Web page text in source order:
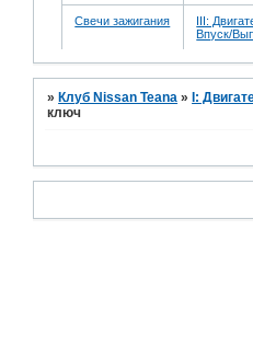
Свечи зажигания
III:
Впуск/
» Клуб Nissan Teana » I:
ключ